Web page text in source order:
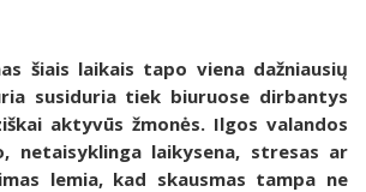
šiais laikais tapo viena dažniausių
susiduria tiek biuruose dirbantys
aktyvūs žmonės. Ilgos valandos
netaisyklinga laikysena, stresas ar
lemia, kad skausmas tampa ne